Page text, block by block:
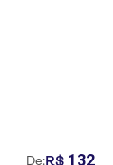
De:R$ 132